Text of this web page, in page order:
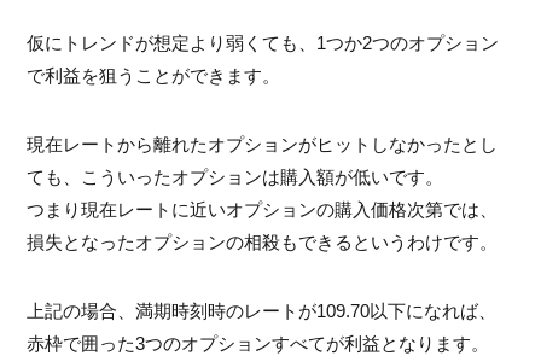
仮にトレンドが想定より弱くても、1つか2つのオプション
で利益を狙うことができます。
現在レートから離れたオプションがヒットしなかったとし
ても、こういったオプションは購入額が低いです。
つまり現在レートに近いオプションの購入価格次第では、
損失となったオプションの相殺もできるというわけです。
上記の場合、満期時刻時のレートが109.70以下になれば、
赤枠で囲った3つのオプションすべてが利益となります。